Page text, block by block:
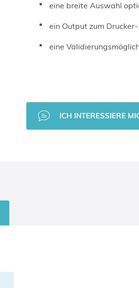
eine breite Auswahl
ein Output zum
eine
ICH INTERESSIERE